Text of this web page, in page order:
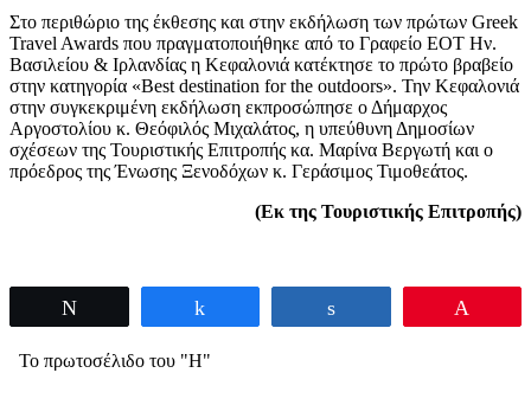
Στο περιθώριο της έκθεσης και στην εκδήλωση των πρώτων Greek
Travel Awards που πραγματοποιήθηκε από το Γραφείο ΕΟΤ Ην.
Βασιλείου & Ιρλανδίας η Κεφαλονιά κατέκτησε το πρώτο βραβείο
στην κατηγορία «Best destination for the outdoors». Την Κεφαλονιά
στην συγκεκριμένη εκδήλωση εκπροσώπησε ο Δήμαρχος
Αργοστολίου κ. Θεόφιλός Μιχαλάτος, η υπεύθυνη Δημοσίων
σχέσεων της Τουριστικής Επιτροπής κα. Μαρίνα Βεργωτή και ο
πρόεδρος της Ένωσης Ξενοδόχων κ. Γεράσιμος Τιμοθεάτος.
(Εκ της Τουριστικής Επιτροπής)
Το πρωτοσέλιδο του "Η"